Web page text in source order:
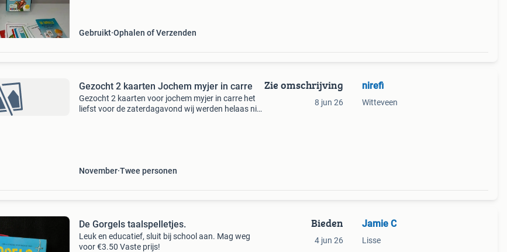
Gebruikt Ophalen of Verzenden
Gezocht 2 kaarten Jochem myjer in carre
Gezocht 2 kaarten voor jochem myjer in carre het
liefst voor de zaterdagavond wij werden helaas niet
November Twee personen
Zie omschrijving
8 jun 26
nirefi
Witteveen
De Gorgels taalspelletjes.
Leuk en educatief, sluit bij school aan. Mag weg
voor €3.50 Vaste prijs!
Bieden
4 jun 26
Jamie C
Lisse